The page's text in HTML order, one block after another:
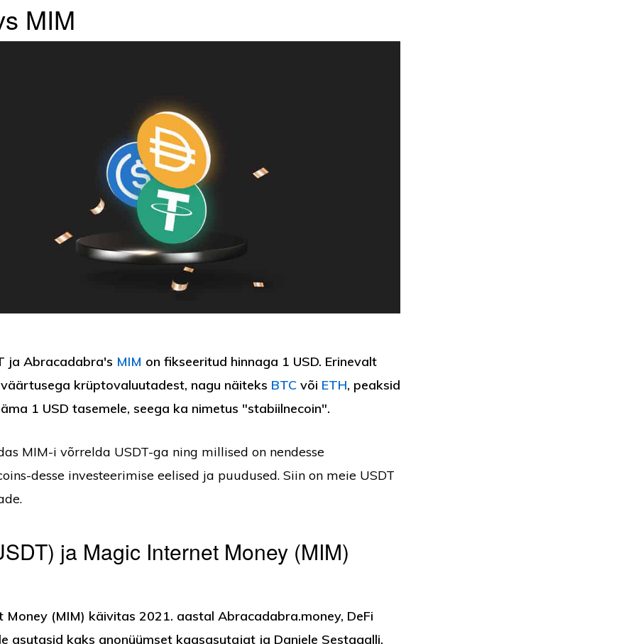
MIM
ja Abracadabra's MIM on fikseeritud hinnaga 1 USD. Erinevalt
krüptovaluutadest, nagu näiteks BTC või ETH, peaksid
1 USD tasemele, seega ka nimetus "stabiilnecoin".
MIM-i võrrelda USDT-ga ning millised on nendesse
desse investeerimise eelised ja puudused. Siin on meie USDT
ja Magic Internet Money (MIM)
Money (MIM) käivitas 2021. aastal Abracadabra.money, DeFi
asutasid kaks anonüümset kaasasutajat ja Daniele Sestagalli.